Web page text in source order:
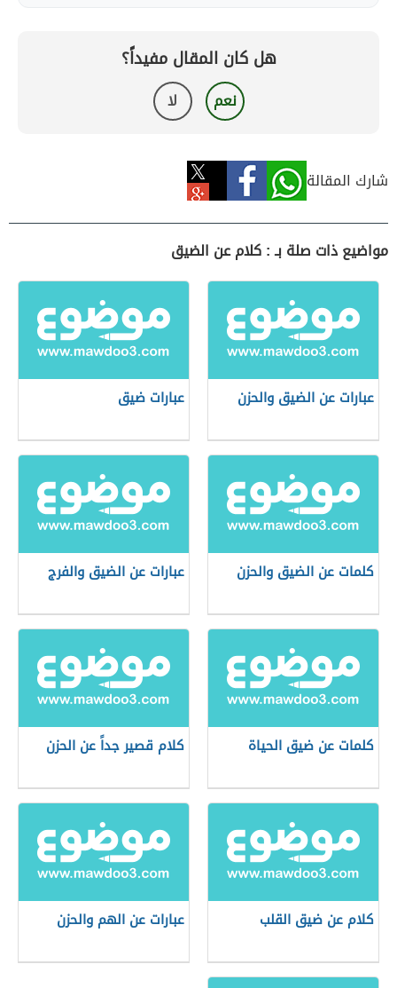
هل كان المقال مفيداً؟
نعم لا
شارك المقالة
مواضيع ذات صلة بـ : كلام عن الضيق
عبارات عن الضيق والحزن عبارات ضيق
كلمات عن الضيق والحزن عبارات عن الضيق والفرج
كلمات عن ضيق الحياة كلام قصير جداً عن الحزن
كلام عن ضيق القلب عبارات عن الهم والحزن